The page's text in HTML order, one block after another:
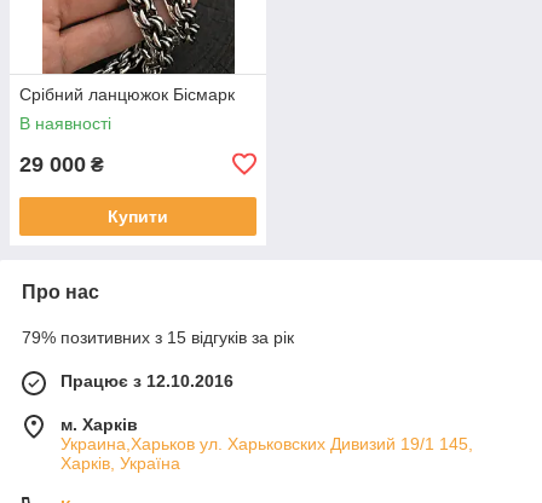
Срібний ланцюжок Бісмарк
В наявності
29 000 ₴
Купити
Про нас
79% позитивних з 15 відгуків за рік
Працює з 12.10.2016
м. Харків
Украина,Харьков ул. Харьковских Дивизий 19/1 145,
Харків, Україна